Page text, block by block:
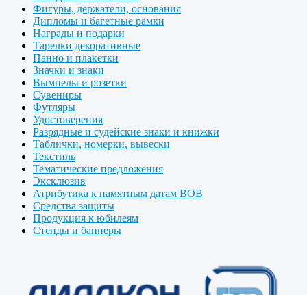
Фигуры, держатели, основания
Дипломы и багетные рамки
Награды и подарки
Тарелки декоративные
Панно и плакетки
Значки и знаки
Вымпелы и розетки
Сувениры
Футляры
Удостоверения
Разрядные и судейские знаки и книжки
Таблички, номерки, вывески
Текстиль
Тематические предложения
Эксклюзив
Атрибутика к памятным датам ВОВ
Средства защиты
Продукция к юбилеям
Стенды и баннеры